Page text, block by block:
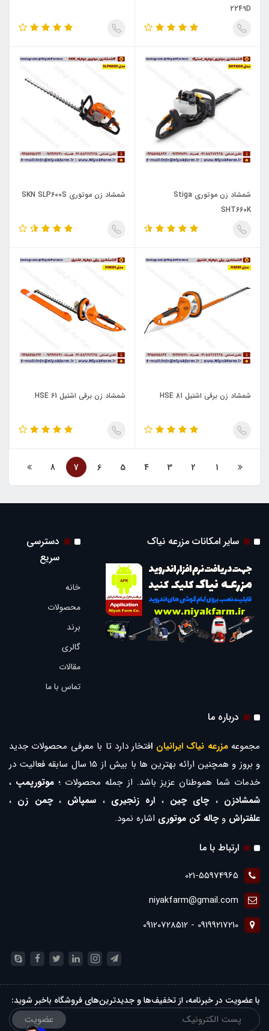
2249D
شمشاد زن موتوری Stiga
SHT660K
شمشاد زن موتوری SKN SLP600S
شمشاد زن برقی اشتیل HSE 81 شمشاد زن برقی اشتیل HSE 61
1
2
3
4
5
6
7
8
سایر امکانات مزرعه نیاک
دسترسی
سریع
خانه
محصولات
برند
گالری
مقالات
تماس با ما
درباره ما
مجموعهمزرعه نیاک ایرانیان افتخار دارد تا با معرفی محصولات جدید
و بروز و همچنین ارائه بهترین ها با بیش از 15 سال سابقه فعالیت در
خدمات شما هموطنان عزیز باشد. از جمله محصولات ؛ موتورپمپ ،
شمشادزن ،چای چین ، اره زنجیری ، سمپاش ،چمن زن ،
علفتراش وچاله کن موتوری اشاره نمود.
ارتباط با ما
021-55974965
niyakfarm@gmail.com
09199217210 - 09120728512
با عضویت در خبرنامه، از تخفیف‌ها و جدیدترین‌های فروشگاه باخبر شوید:
عضویت